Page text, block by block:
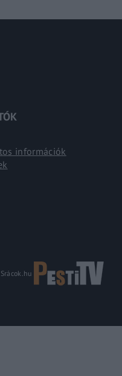
információk